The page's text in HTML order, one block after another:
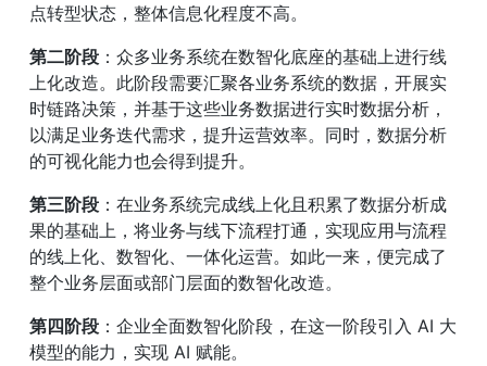
点转型状态，整体信息化程度不高。
第二阶段 ：众多业务系统在数智化底座的基础上进行线
上化改造。此阶段需要汇聚各业务系统的数据，开展实
时链路决策，并基于这些业务数据进行实时数据分析，
以满足业务迭代需求，提升运营效率。同时，数据分析
的可视化能力也会得到提升。
第三阶段 ：在业务系统完成线上化且积累了数据分析成
果的基础上，将业务与线下流程打通，实现应用与流程
的线上化、数智化、一体化运营。如此一来，便完成了
整个业务层面或部门层面的数智化改造。
第四阶段 ：企业全面数智化阶段，在这一阶段引入 AI 大
模型的能力，实现 AI 赋能。